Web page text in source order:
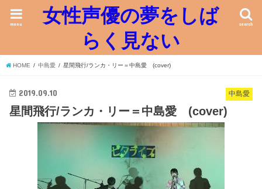
女性声優の夢をしば
らく見ない
search
menu
HOME 中島愛 星間飛行/ランカ・リー＝中島愛 (cover)
中島愛
2019.09.10
星間飛行/ランカ・リー＝中島愛 (cover)